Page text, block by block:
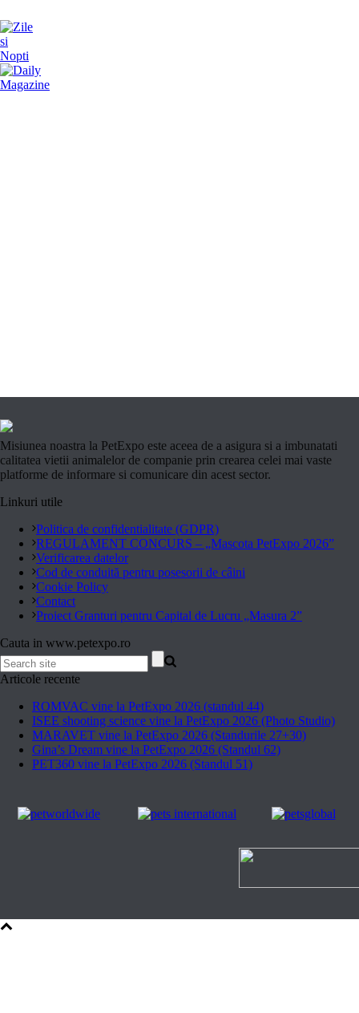
Misiunea noastra la PetExpo este aceea de a asigura si a imbunatati
calitatea vietii animalelor de companie prin crearea celei mai vaste
platforme de informare si comunicare din acest sector.
Linkuri utile
Politica de confidentialitate (GDPR)
REGULAMENT CONCURS – „Mascota PetExpo 2026”
Verificarea datelor
Cod de conduită pentru posesorii de câini
Cookie Policy
Contact
Proiect Granturi pentru Capital de Lucru „Masura 2”
Cauta in www.petexpo.ro
Articole recente
ROMVAC vine la PetExpo 2026 (standul 44)
ISEE shooting science vine la PetExpo 2026 (Photo Studio)
MARAVET vine la PetExpo 2026 (Standurile 27+30)
Gina’s Dream vine la PetExpo 2026 (Standul 62)
PET360 vine la PetExpo 2026 (Standul 51)